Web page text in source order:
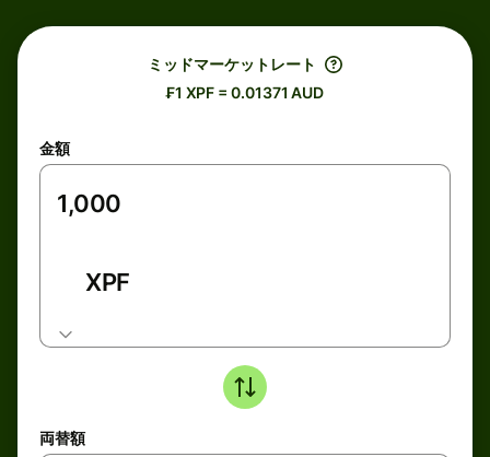
ミッドマーケットレート
₣1 XPF = 0.01371 AUD
金額
XPF
両替額